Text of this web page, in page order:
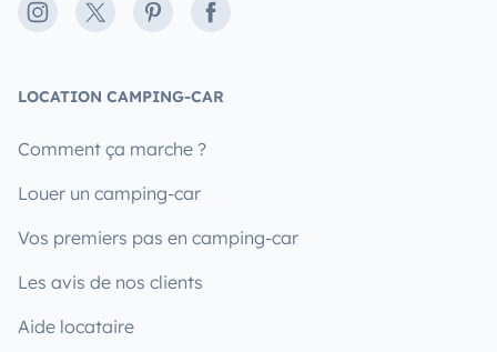
Instagram
X PinterestFacebook
LOCATION CAMPING-CAR
Comment ça marche ?
Louer un camping-car
Vos premiers pas en camping-car
Les avis de nos clients
Aide locataire